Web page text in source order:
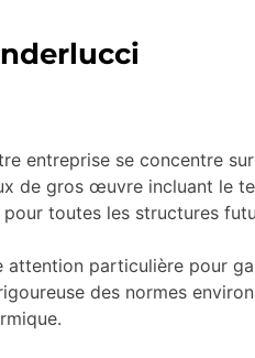
entreprise se concentre sur
de gros œuvre incluant le
toutes les structures
attention particulière pour
des normes